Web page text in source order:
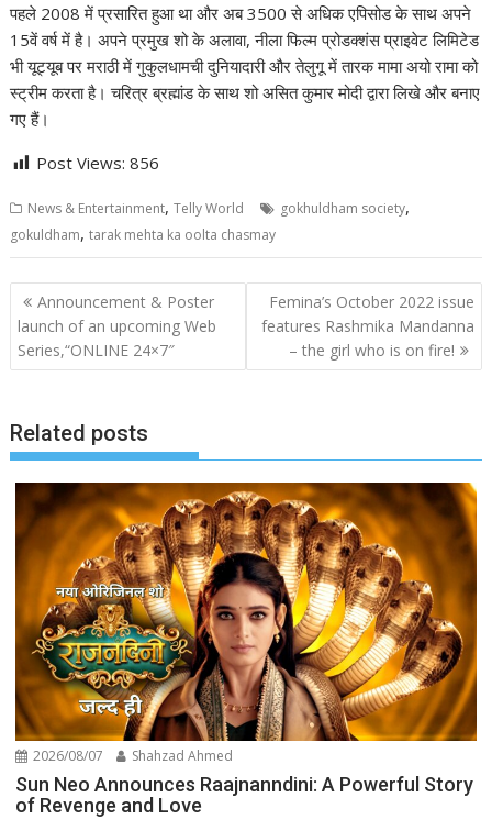
पहले 2008 में प्रसारित हुआ था और अब 3500 से अधिक एपिसोड के साथ अपने
15वें वर्ष में है। अपने प्रमुख शो के अलावा, नीला फिल्म प्रोडक्शंस प्राइवेट लिमिटेड
भी यूट्यूब पर मराठी में गुकुलधामची दुनियादारी और तेलुगू में तारक मामा अयो रामा को
स्ट्रीम करता है। चरित्र ब्रह्मांड के साथ शो असित कुमार मोदी द्वारा लिखे और बनाए
गए हैं।
Post Views: 856
News & Entertainment,Telly World gokhuldham society,
gokuldham,tarak mehta ka oolta chasmay
Post
navigation
Announcement & Poster
launch of an upcoming Web
Series,“ONLINE 24×7″
Femina’s October 2022 issue
features Rashmika Mandanna
– the girl who is on fire!
Related posts
2026/08/07 Shahzad Ahmed
Sun Neo Announces Raajnanndini: A Powerful Story
of Revenge and Love